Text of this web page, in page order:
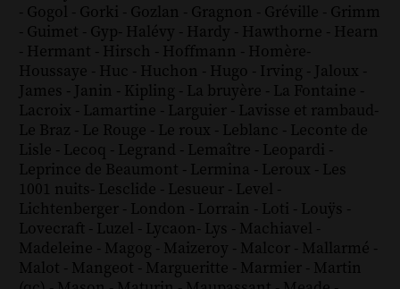
- Gogol - Gorki - Gozlan - Gragnon - Gréville - Grimm
- Guimet - Gyp- Halévy - Hardy - Hawthorne - Hearn
- Hermant - Hirsch - Hoffmann - Homère-
Houssaye - Huc - Huchon - Hugo - Irving - Jaloux -
James - Janin - Kipling - La bruyère - La Fontaine -
Lacroix - Lamartine - Larguier - Lavisse et rambaud-
Le Braz - Le Rouge - Le roux - Leblanc - Leconte de
Lisle - Lecoq - Legrand - Lemaître - Leopardi -
Leprince de Beaumont - Lermina - Leroux - Les
1001 nuits- Lesclide - Lesueur - Level -
Lichtenberger - London - Lorrain - Loti - Louÿs -
Lovecraft - Luzel - Lycaon- Lys - Machiavel -
Madeleine - Magog - Maizeroy - Malcor - Mallarmé -
Malot - Mangeot - Margueritte - Marmier - Martin